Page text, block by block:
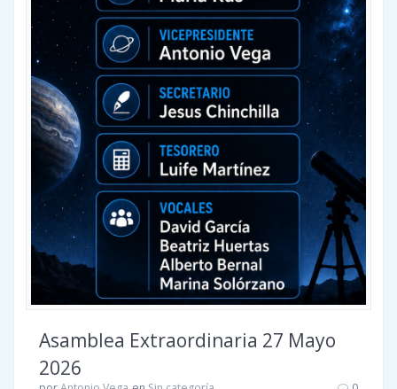
Asamblea Extraordinaria 27 Mayo
2026